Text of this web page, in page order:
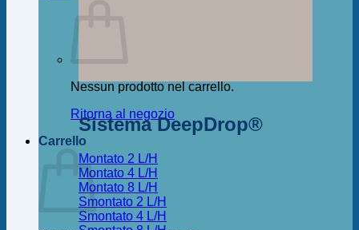
Nessun prodotto nel carrello.
Ritorna al negozio
Carrello
Sistema DeepDrop®
Montato 2 L/H
Montato 4 L/H
Montato 8 L/H
Smontato 2 L/H
Smontato 4 L/H